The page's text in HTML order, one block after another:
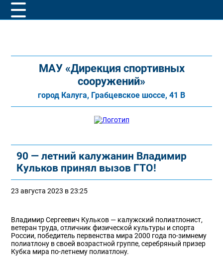
МАУ «Дирекция спортивных
сооружений»
город Калуга, Грабцевское шоссе, 41 В
90 — летний калужанин Владимир
Кульков принял вызов ГТО!
23 августа 2023 в 23:25
Владимир Сергеевич Кульков — калужский полиатлонист,
ветеран труда, отличник физической культуры и спорта
России, победитель первенства мира 2000 года по-зимнему
полиатлону в своей возрастной группе, серебряный призер
Кубка мира по-летнему полиатлону.